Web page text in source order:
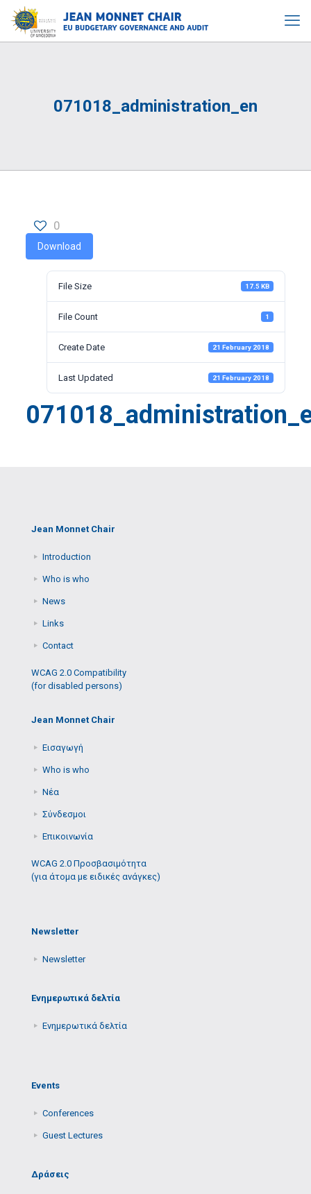
071018_administration_en
0
Download
File Size 17.5 KB
File Count 1
Create Date 21 February 2018
Last Updated 21 February 2018
Jean Monnet Chair
Introduction
Who is who
News
Links
Contact
WCAG 2.0 Compatibility
(for disabled persons)
Jean Monnet Chair
Εισαγωγή
Who is who
Νέα
Σύνδεσμοι
Επικοινωνία
WCAG 2.0 Προσβασιμότητα
(για άτομα με ειδικές ανάγκες)
Newsletter
Newsletter
Ενημερωτικά δελτία
Ενημερωτικά δελτία
Events
Conferences
Guest Lectures
Δράσεις